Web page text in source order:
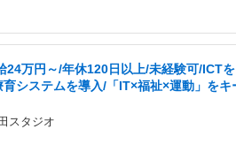
24万円～/年休120日以上/未経験可/ICTを
システムを導入/「IT×福祉×運動」をキ
スタジオ